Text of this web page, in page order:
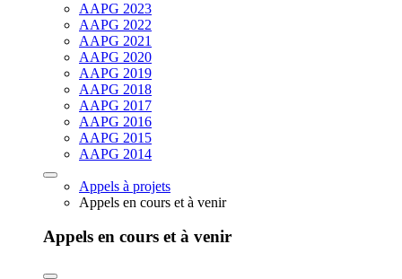
AAPG 2023
AAPG 2022
AAPG 2021
AAPG 2020
AAPG 2019
AAPG 2018
AAPG 2017
AAPG 2016
AAPG 2015
AAPG 2014
Appels à projets
Appels en cours et à venir
Appels en cours et à venir